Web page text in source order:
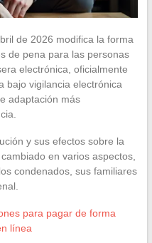
de 2026 modifica la forma
de pena para las personas
electrónica, oficialmente
bajo vigilancia electrónica
adaptación más
y sus efectos sobre la
en varios aspectos,
condenados, sus familiares
para pagar de forma
línea